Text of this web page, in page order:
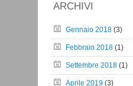
ARCHIVI
Gennaio 2018(3)
Febbraio 2018(1)
Settembre 2018(1)
Aprile 2019 (3)